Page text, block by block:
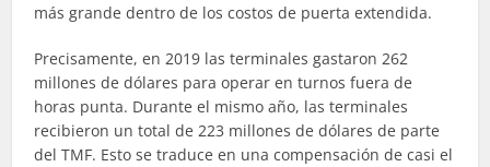
más grande dentro de los costos de puerta extendida.
Precisamente, en 2019 las terminales gastaron 262
millones de dólares para operar en turnos fuera de
horas punta. Durante el mismo año, las terminales
recibieron un total de 223 millones de dólares de parte
del TMF. Esto se traduce en una compensación de casi el